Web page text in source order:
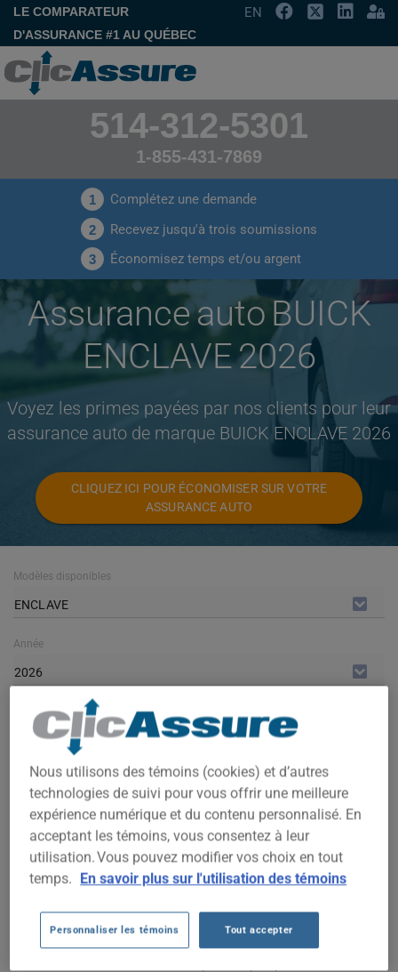
LE COMPARATEUR
D'ASSURANCE #1 AU QUÉBEC
EN
514-312-5301
1-855-431-7869
1 Complétez une demande
2 Recevez jusqu'à trois soumissions
3 Économisez temps et/ou argent
Assurance auto BUICK
ENCLAVE 2026
Voyez les primes payées par nos clients pour leur
assurance auto de marque BUICK ENCLAVE 2026
CLIQUEZ ICI POUR ÉCONOMISER SUR VOTRE
ASSURANCE AUTO
Modèles disponibles
ENCLAVE
Année
2026
Villes
TOUTES LES VILLES
COÛTS D'ASSURANCE AUTO
BUICK ENCLAVE 2026 DEPUIS
2025.
d'assurance auto pour ce véhicule.
Essayez un autre modèle ou une autre année, ou
Nous utilisons des témoins (cookies) et d’autres
technologies de suivi pour vous offrir une meilleure
expérience numérique et du contenu personnalisé. En
acceptant les témoins, vous consentez à leur
utilisation. Vous pouvez modifier vos choix en tout
temps. En savoir plus sur l'utilisation des témoins
Personnaliser les témoins Tout accepter